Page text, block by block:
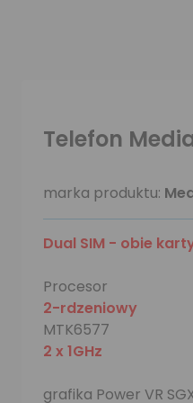
Telefon
marka produktu:
Dual SIM - obie
Procesor
2-rdzeniowy
MTK6577
2 x 1GHz
grafika Power VR